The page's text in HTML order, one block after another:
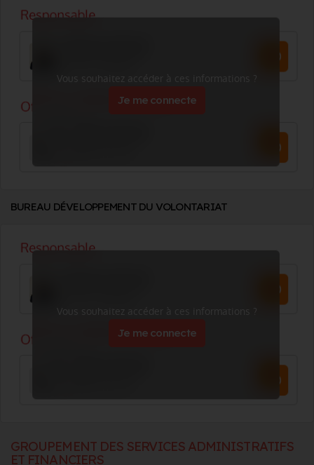
Vous souhaitez accéder à ces informations ?
Je me connecte
BUREAU DÉVELOPPEMENT DU VOLONTARIAT
Vous souhaitez accéder à ces informations ?
Je me connecte
GROUPEMENT DES SERVICES ADMINISTRATIFS
ET FINANCIERS